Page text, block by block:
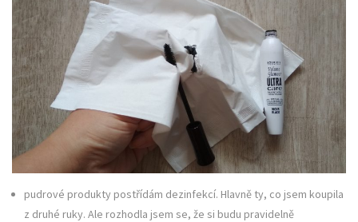
pudrové produkty postřídám dezinfekcí. Hlavně ty, co jsem koupila
z druhé ruky. Ale rozhodla jsem se, že si budu pravidelně